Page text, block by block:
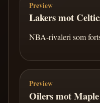
Preview
Lakers mot
NBA-rivaleri som
Preview
Oilers mot